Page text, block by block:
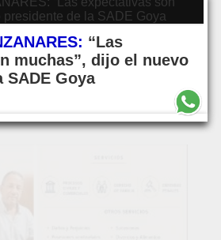
“Las
muchas”, dijo el nuevo
SADE Goya